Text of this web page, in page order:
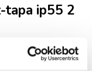
tapa ip55 2